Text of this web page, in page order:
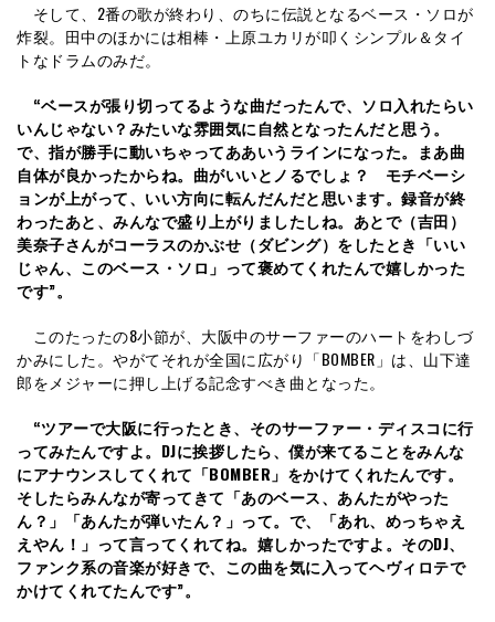
そして、2番の歌が終わり、のちに伝説となるベース・ソロが
炸裂。田中のほかには相棒・上原ユカリが叩くシンプル＆タイ
トなドラムのみだ。
“ベースが張り切ってるような曲だったんで、ソロ入れたらい
いんじゃない？みたいな雰囲気に自然となったんだと思う。
で、指が勝手に動いちゃってああいうラインになった。まあ曲
自体が良かったからね。曲がいいとノるでしょ？ モチベーシ
ョンが上がって、いい方向に転んだんだと思います。録音が終
わったあと、みんなで盛り上がりましたしね。あとで（吉田）
美奈子さんがコーラスのかぶせ（ダビング）をしたとき「いい
じゃん、このベース・ソロ」って褒めてくれたんで嬉しかった
です”。
このたったの8小節が、大阪中のサーファーのハートをわしづ
かみにした。やがてそれが全国に広がり「BOMBER」は、山下達
郎をメジャーに押し上げる記念すべき曲となった。
“ツアーで大阪に行ったとき、そのサーファー・ディスコに行
ってみたんですよ。DJに挨拶したら、僕が来てることをみんな
にアナウンスしてくれて「BOMBER」をかけてくれたんです。
そしたらみんなが寄ってきて「あのベース、あんたがやった
ん？」「あんたが弾いたん？」って。で、「あれ、めっちゃえ
えやん！」って言ってくれてね。嬉しかったですよ。そのDJ、
ファンク系の音楽が好きで、この曲を気に入ってヘヴィロテで
かけてくれてたんです”。